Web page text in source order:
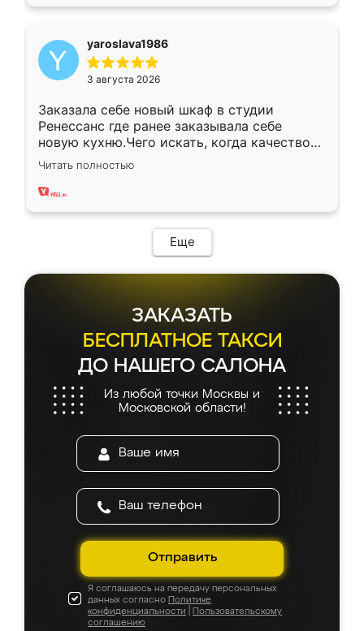
yaroslava1986
3 августа 2026
Заказала себе новый шкаф в студии
Ренессанс где ранее заказывала себе
новую кухню.Чего искать, когда качеством
вполне довольна. Служит кухня уже почти
два года, нареканий нет.
Читать полностью
Еще
ЗАКАЗАТЬ
БЕСПЛАТНОЕ ТАКСИ
ДО НАШЕГО САЛОНА
Из любой точки Москвы и
Московской области!
Отправить
Я соглашаюсь на передачу персональных
данных согласно Политике
конфиденциальности
Пользовательскому
соглашению